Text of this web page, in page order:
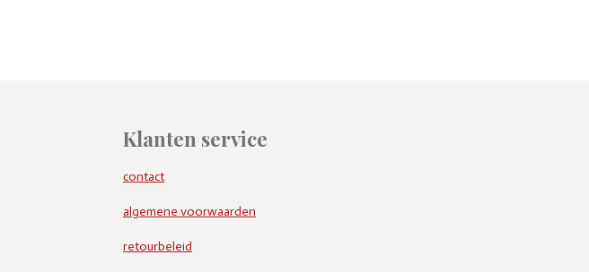
Klanten service
contact
algemene voorwaarden
retourbeleid